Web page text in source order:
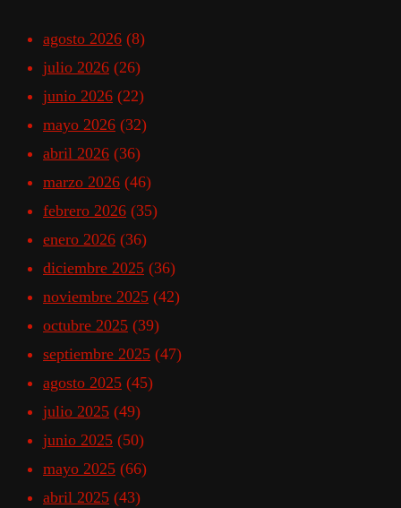
agosto 2026 (8)
julio 2026 (26)
junio 2026 (22)
mayo 2026 (32)
abril 2026 (36)
marzo 2026 (46)
febrero 2026 (35)
enero 2026 (36)
diciembre 2025 (36)
noviembre 2025 (42)
octubre 2025 (39)
septiembre 2025 (47)
agosto 2025 (45)
julio 2025 (49)
junio 2025 (50)
mayo 2025 (66)
abril 2025 (43)